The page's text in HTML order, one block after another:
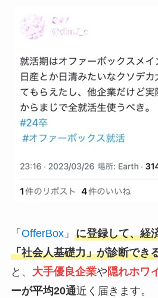
「 OfferBox」 に登録して、経
「社会人基礎力」が診断でき
と、 大手優良企業や隠れホワ
ーが平均20通近く届きます。